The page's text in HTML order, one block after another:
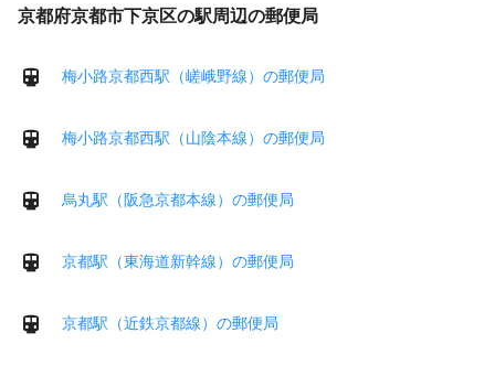
京都府京都市下京区の駅周辺の郵便局
梅小路京都西駅（嵯峨野線）の郵便局
梅小路京都西駅（山陰本線）の郵便局
烏丸駅（阪急京都本線）の郵便局
京都駅（東海道新幹線）の郵便局
京都駅（近鉄京都線）の郵便局